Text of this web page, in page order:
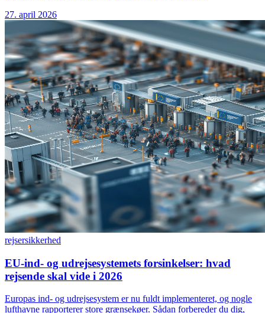
27. april 2026
rejsersikkerhed
EU-ind- og udrejsesystemets forsinkelser: hvad
rejsende skal vide i 2026
Europas ind- og udrejsesystem er nu fuldt implementeret, og nogle
lufthavne rapporterer store grænsekøer. Sådan forbereder du dig,